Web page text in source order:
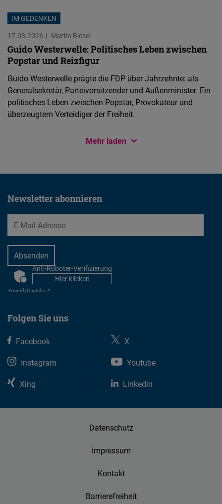
IM GEDENKEN
17.03.2026
Martin Biesel
Guido Westerwelle: Politisches Leben zwischen
Popstar und Reizfigur
Guido Westerwelle prägte die FDP über Jahrzehnte: als
Generalsekretär, Parteivorsitzender und Außenminister. Ein
politisches Leben zwischen Popstar, Provokateur und
überzeugtem Verteidiger der Freiheit.
Mehr laden
Newsletter abonnieren
EMail
CAPTCHAAnti-Roboter-Verifizierung
Hier klicken
FriendlyCaptcha ⇗
Folgen Sie uns
Facebook
X
Instagram
Youtube
Xing
Linkedin
Datenschutz
Impressum
Kontakt
Barrierefreiheit